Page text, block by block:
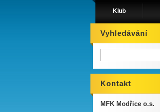
Klub
Vyhledávání
Kontakt
MFK Modřice o.s.